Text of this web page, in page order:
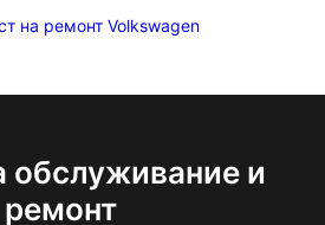
на ремонт Volkswagen
обслуживание и
ремонт